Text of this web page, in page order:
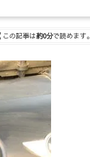
この記事は約0分で読めます。